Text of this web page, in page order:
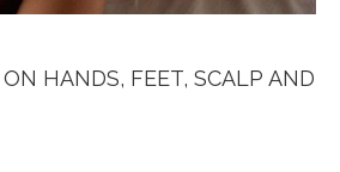
HANDS, FEET, SCALP AND